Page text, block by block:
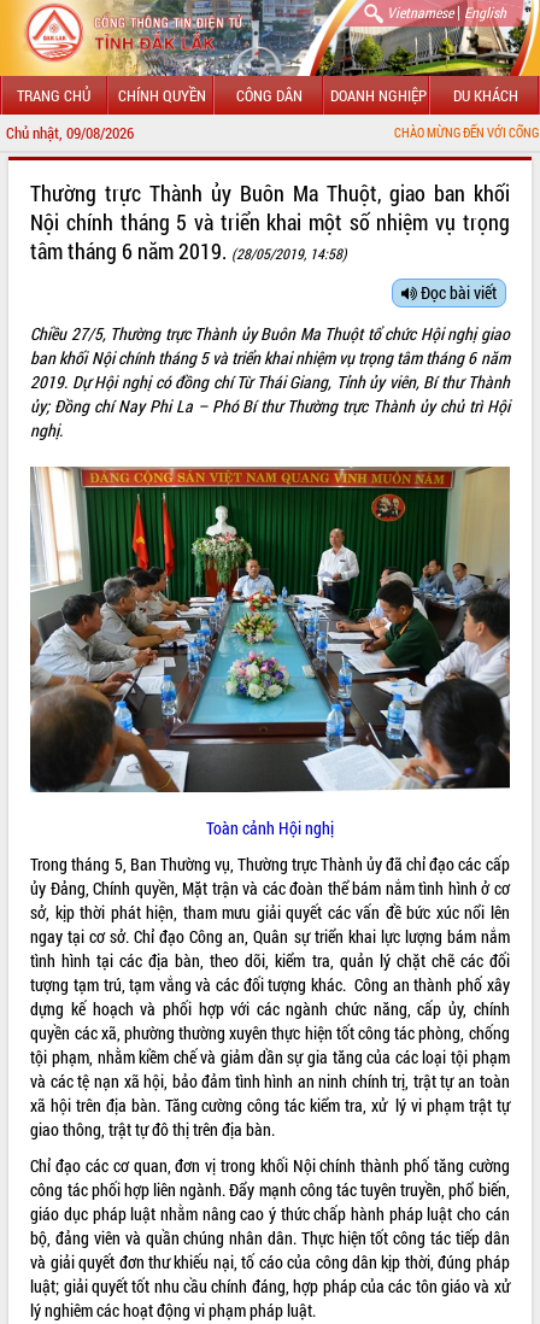
Vietnamese| English
TRANG CHỦ CHÍNH QUYỀN CÔNG DÂN DOANH NGHIỆP DU KHÁCH
Chủ nhật, 09/08/2026 CHÀO MỪNG ĐẾN VỚI CỔNG THÔNG TIN
LÃNH ĐẠO UBND TỈNH
SỞ, BAN, NGÀNH
UBND CÁC XÃ, PHƯỜNG
THÔNG TIN CHỈ ĐẠO ĐIỀU HÀNH
HỆ THỐNG VĂN BẢN
VĂN BẢN HĐND TỈNH
ĐIỂM TIN VĂN BẢN
QUY HOẠCH - KẾ HOẠCH
VIDEO
Không có file video nào để phát.
ALBUM ẢNH
Thường trực Thành ủy Buôn Ma Thuột, giao ban khối
Nội chính tháng 5 và triển khai một số nhiệm vụ trọng
tâm tháng 6 năm 2019. (28/05/2019, 14:58)
Đọc bài viết
Chiều 27/5, Thường trực Thành ủy Buôn Ma Thuột tổ chức Hội nghị giao
ban khối Nội chính tháng 5 và triển khai nhiệm vụ trọng tâm tháng 6 năm
2019. Dự Hội nghị có đồng chí Từ Thái Giang, Tỉnh ủy viên, Bí thư Thành
ủy; Đồng chí Nay Phi La – Phó Bí thư Thường trực Thành ủy chủ trì Hội
nghị.
Toàn cảnh Hội nghị
Trong tháng 5, Ban Thường vụ, Thường trực Thành ủy đã chỉ đạo các cấp
ủy Đảng, Chính quyền, Mặt trận và các đoàn thể bám nắm tình hình ở cơ
sở, kịp thời phát hiện, tham mưu giải quyết các vấn đề bức xúc nổi lên
ngay tại cơ sở. Chỉ đạo Công an, Quân sự triển khai lực lượng bám nắm
tình hình tại các địa bàn, theo dõi, kiểm tra, quản lý chặt chẽ các đối
tượng tạm trú, tạm vắng và các đối tượng khác. Công an thành phố xây
dựng kế hoạch và phối hợp với các ngành chức năng, cấp ủy, chính
quyền các xã, phường thường xuyên thực hiện tốt công tác phòng, chống
tội phạm, nhằm kiềm chế và giảm dần sự gia tăng của các loại tội phạm
và các tệ nạn xã hội, bảo đảm tình hình an ninh chính trị, trật tự an toàn
xã hội trên địa bàn. Tăng cường công tác kiểm tra, xử lý vi phạm trật tự
giao thông, trật tự đô thị trên địa bàn.
Chỉ đạo các cơ quan, đơn vị trong khối Nội chính thành phố tăng cường
công tác phối hợp liên ngành. Đẩy mạnh công tác tuyên truyền, phổ biến,
giáo dục pháp luật nhằm nâng cao ý thức chấp hành pháp luật cho cán
bộ, đảng viên và quần chúng nhân dân. Thực hiện tốt công tác tiếp dân
và giải quyết đơn thư khiếu nại, tố cáo của công dân kịp thời, đúng pháp
luật; giải quyết tốt nhu cầu chính đáng, hợp pháp của các tôn giáo và xử
lý nghiêm các hoạt động vi phạm pháp luật.